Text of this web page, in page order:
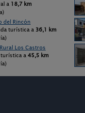
a 18,7 km
del Rincón
turística a 36,1 km
Los Castros
a 45,5 km